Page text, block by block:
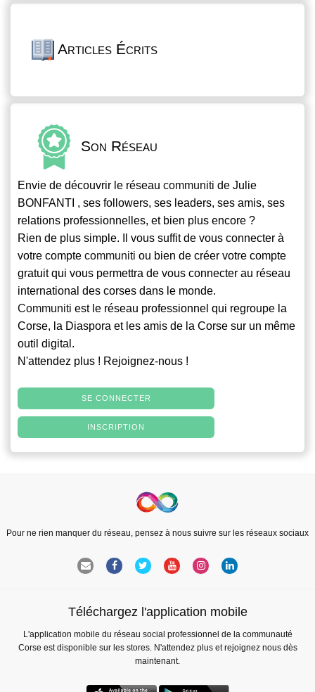
Articles Écrits
Son Réseau
Envie de découvrir le réseau communiti de Julie
BONFANTI , ses followers, ses leaders, ses amis, ses
relations professionnelles, et bien plus encore ?
Rien de plus simple. Il vous suffit de vous connecter à
votre compte communiti ou bien de créer votre compte
gratuit qui vous permettra de vous connecter au réseau
international des corses dans le monde.
Communiti est le réseau professionnel qui regroupe la
Corse, la Diaspora et les amis de la Corse sur un même
outil digital.
N'attendez plus ! Rejoignez-nous !
SE CONNECTER
INSCRIPTION
Pour ne rien manquer du réseau, pensez à nous suivre sur les réseaux sociaux
Téléchargez l'application mobile
L'application mobile du réseau social professionnel de la communauté
Corse est disponible sur les stores. N'attendez plus et rejoignez nous dès
maintenant.